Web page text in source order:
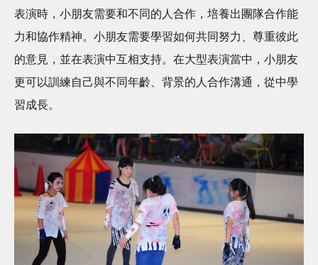
表演時，小朋友需要和不同的人合作，培養出團隊合作能
力和協作精神。小朋友需要學習如何共同努力、尊重彼此
的意見，並在表演中互相支持。在大型表演當中，小朋友
更可以訓練自己與不同年齡、背景的人合作溝通，從中學
習成長。